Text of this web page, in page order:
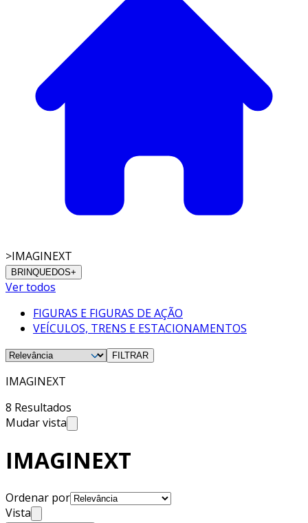
>IMAGINEXT
BRINQUEDOS+
Ver todos
FIGURAS E FIGURAS DE AÇÃO
VEÍCULOS, TRENS E ESTACIONAMENTOS
FILTRAR
IMAGINEXT
8 Resultados
Mudar vista
IMAGINEXT
Ordenar por
Vista